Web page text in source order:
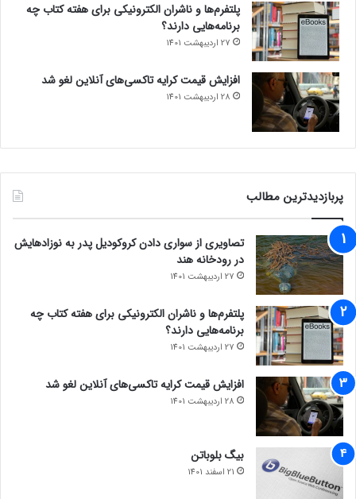
پلتفرم‌ها و ناشران الکترونیکی برای هفته کتاب چه
برنامه‌هایی دارند؟
27 اردیبهشت 1401
افزایش قیمت کرایه تاکسی‌های آنلاین لغو شد
28 اردیبهشت 1401
پربازدیدترین مطالب
تصاویری از سواری دادن کروکودیل پدر به نوزادهایش
در رودخانه هند
27 اردیبهشت 1401
پلتفرم‌ها و ناشران الکترونیکی برای هفته کتاب چه
برنامه‌هایی دارند؟
27 اردیبهشت 1401
افزایش قیمت کرایه تاکسی‌های آنلاین لغو شد
28 اردیبهشت 1401
بیگ بلوباتن
21 اسفند 1401